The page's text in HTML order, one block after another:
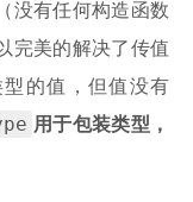
没有任何构造函数
完美的解决了传值
型的值，但值没有
用于包装类型，